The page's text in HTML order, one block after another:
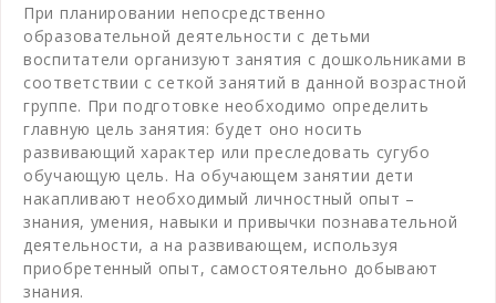
При планировании непосредственно
образовательной деятельности с детьми
воспитатели организуют занятия с дошкольниками в
соответствии с сеткой занятий в данной возрастной
группе. При подготовке необходимо определить
главную цель занятия: будет оно носить
развивающий характер или преследовать сугубо
обучающую цель. На обучающем занятии дети
накапливают необходимый личностный опыт –
знания, умения, навыки и привычки познавательной
деятельности, а на развивающем, используя
приобретенный опыт, самостоятельно добывают
знания.